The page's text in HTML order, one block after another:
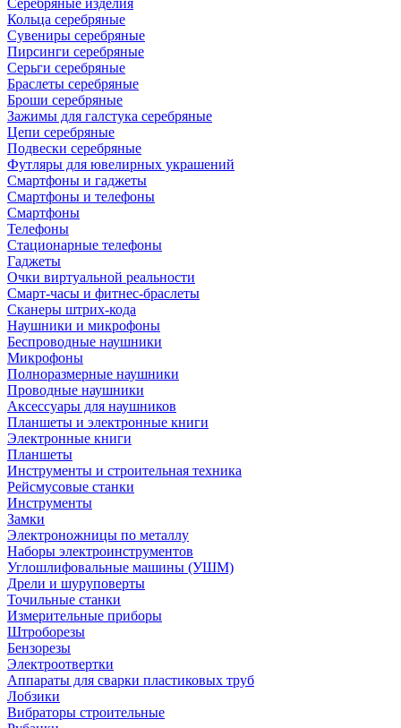
Серебряные изделия
Кольца серебряные
Сувениры серебряные
Пирсинги серебряные
Серьги серебряные
Браслеты серебряные
Броши серебряные
Зажимы для галстука серебряные
Цепи серебряные
Подвески серебряные
Футляры для ювелирных украшений
Смартфоны и гаджеты
Смартфоны и телефоны
Смартфоны
Телефоны
Стационарные телефоны
Гаджеты
Очки виртуальной реальности
Смарт-часы и фитнес-браслеты
Сканеры штрих-кода
Наушники и микрофоны
Беспроводные наушники
Микрофоны
Полноразмерные наушники
Проводные наушники
Аксессуары для наушников
Планшеты и электронные книги
Электронные книги
Планшеты
Инструменты и строительная техника
Рейсмусовые станки
Инструменты
Замки
Электроножницы по металлу
Наборы электроинструментов
Углошлифовальные машины (УШМ)
Дрели и шуруповерты
Точильные станки
Измерительные приборы
Штроборезы
Бензорезы
Электроотвертки
Аппараты для сварки пластиковых труб
Лобзики
Вибраторы строительные